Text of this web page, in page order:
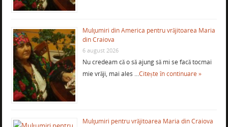
Mulţumiri din America pentru vrăjitoarea Maria
din Craiova
6 august 2026
Nu credeam că o să ajung să mi se facă tocmai
mie vrăji, mai ales …Citește în continuare »
Mulţumiri pentru vrăjitoarea Maria din Craiova